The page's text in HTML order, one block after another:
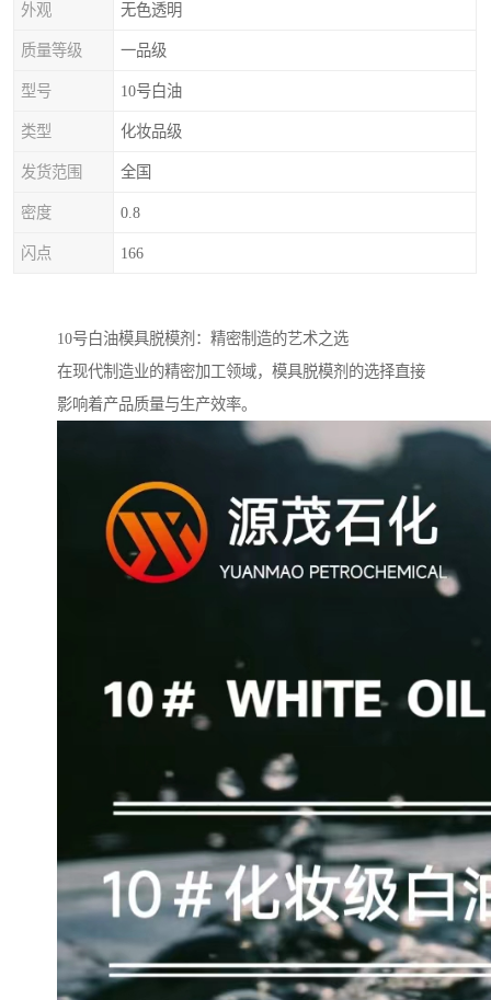
外观 无色透明
质量等级 一品级
型号 10号白油
类型 化妆品级
发货范围 全国
密度 0.8
闪点 166
10号白油模具脱模剂：精密制造的艺术之选
在现代制造业的精密加工领域，模具脱模剂的选择直接
影响着产品质量与生产效率。